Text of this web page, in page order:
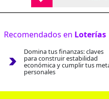
Recomendados en Loterías
Domina tus finanzas: claves
para construir estabilidad
económica y cumplir tus
personales